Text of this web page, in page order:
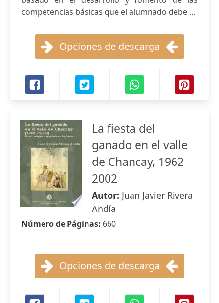
competencias básicas que el alumnado debe ...
Opciones de descarga
La fiesta del
ganado en el valle
de Chancay, 1962-
2002
Autor: Juan Javier Rivera
Andía
Número de Páginas: 660
Opciones de descarga